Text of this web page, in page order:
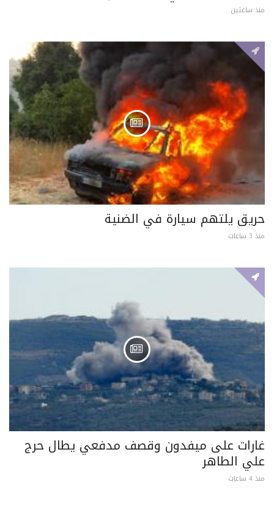
منذ ساعتين
حريق يلتهم سيارة في الضنية
منذ 3 ساعات
غارات على ميفدون وقصف مدفعي يطال حرج
علي الطاهر
منذ 4 ساعات